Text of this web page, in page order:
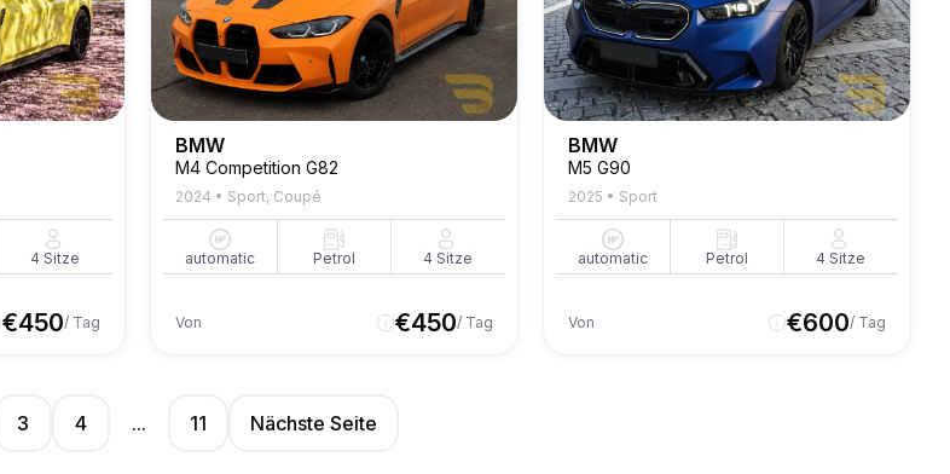
4 Sitze
€450/ Tag
BMW
M4 Competition G82
2024 • Sport, Coupé
automatic Petrol 4 Sitze
Von €450/ Tag
BMW
M5 G90
2025 • Sport
automatic Petrol 4 Sitze
Von €600/ Tag
Nächste Seite
3 4 ... 11